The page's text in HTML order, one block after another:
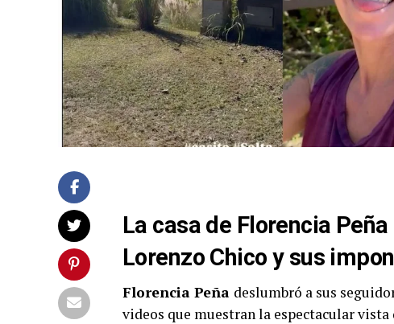
La casa de Florencia
Lorenzo Chico y sus
Florencia Peña deslumbró a sus
videos que muestran la espectacular vista